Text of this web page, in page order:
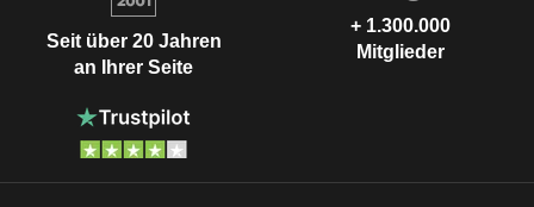
Seit über 20 Jahren
an Ihrer Seite
+ 1.300.000
Mitglieder